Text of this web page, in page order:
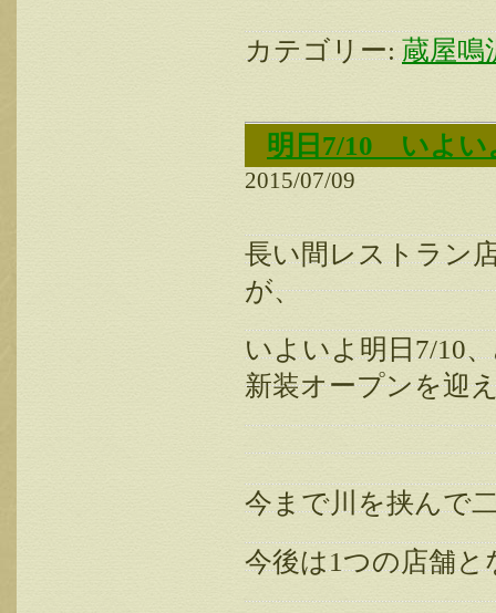
カテゴリー: 蔵屋鳴
明日7/10 いよい
2015/07/09
長い間レストラン
が、
いよいよ明日7/10
新装オープンを迎
今まで川を挟んで
今後は1つの店舗